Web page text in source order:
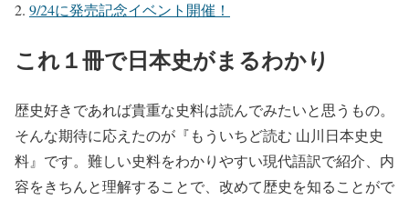
9/24に発売記念イベント開催！
これ１冊で日本史がまるわかり
歴史好きであれば貴重な史料は読んでみたいと思うもの。
そんな期待に応えたのが『もういちど読む 山川日本史史
料』です。難しい史料をわかりやすい現代語訳で紹介、内
容をきちんと理解することで、改めて歴史を知ることがで